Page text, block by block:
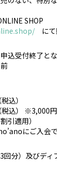
SHOP
にて
込受付終了とな
込）
税込） ※3,000
引適用）
にご入会
分）及びディ